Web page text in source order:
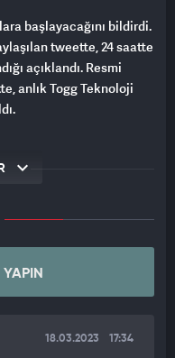
başlayacağını bildirdi.
tweette, 24 saatte
açıklandı. Resmi
anlık Togg Teknoloji
18.03.2023 17:34